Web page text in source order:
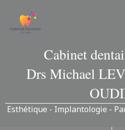
Cabinet
Drs Michael
Esthétique - Implantologie -